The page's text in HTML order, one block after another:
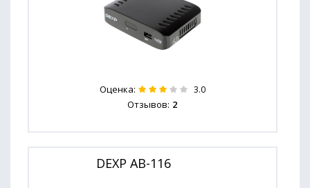
Оценка: 3.0
Отзывов: 2
DEXP AB-116